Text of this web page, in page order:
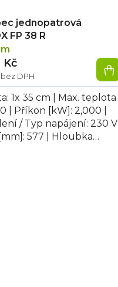
jednopatrová
FP 38 R
bez DPH
Kč
1x 35 cm | Max. teplota
| Příkon [kW]: 2,000 |
/ Typ napájení: 230 V
[mm]: 577 | Hloubka